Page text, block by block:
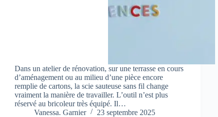
Dans un atelier de rénovation, sur une terrasse en cours
d’aménagement ou au milieu d’une pièce encore
remplie de cartons, la scie sauteuse sans fil change
vraiment la manière de travailler. L’outil n’est plus
réservé au bricoleur très équipé. Il…
Vanessa. Garnier
23 septembre 2025